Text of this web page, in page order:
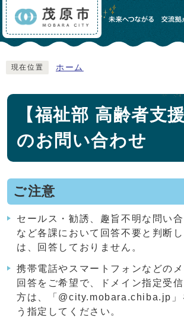
現在位置 ホーム
【福祉部 高齢者支
のお問い合わせ
ご注意
セールス・勧誘、趣旨不明な問い
など各課において回答不要と判断
は、回答しておりません。
携帯電話やスマートフォンなどの
回答をご希望で、ドメイン指定受
方は、「@city.mobara.chiba.jp」
う指定してください。